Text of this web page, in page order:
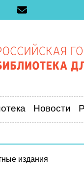
Новости
издания